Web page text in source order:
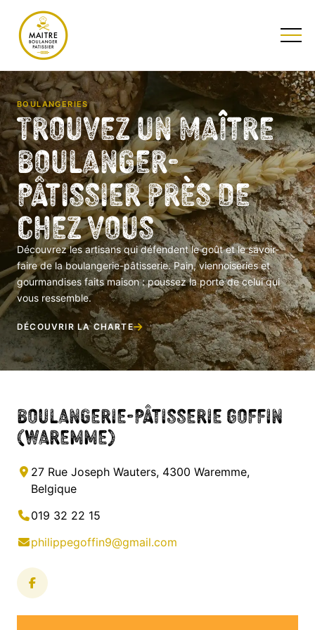
BOULANGERIES
Trouvez un Maître
Boulanger-
Pâtissier près de
chez vous
Découvrez les artisans qui défendent le goût et le savoir-
faire de la boulangerie-pâtisserie. Pain, viennoiseries et
gourmandises faits maison : poussez la porte de celui qui
vous ressemble.
DÉCOUVRIR LA CHARTE
Boulangerie-Pâtisserie Goffin
(Waremme)
27 Rue Joseph Wauters, 4300 Waremme,
Belgique
019 32 22 15
philippegoffin9@gmail.com